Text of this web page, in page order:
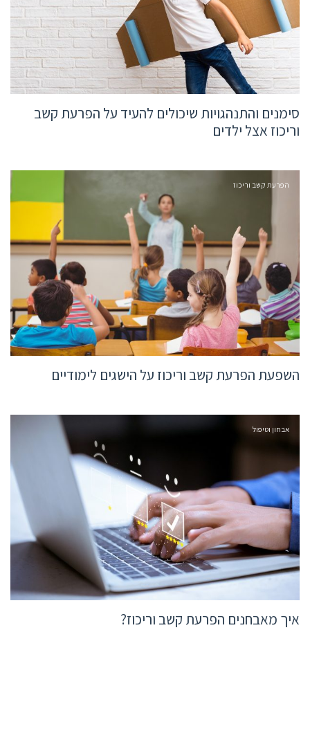
סימנים והתנהגויות שיכולים להעיד על הפרעת קשב
וריכוז אצל ילדים
הפרעת קשב וריכוז
השפעת הפרעת קשב וריכוז על הישגים לימודיים
אבחון וטיפול
איך מאבחנים הפרעת קשב וריכוז?